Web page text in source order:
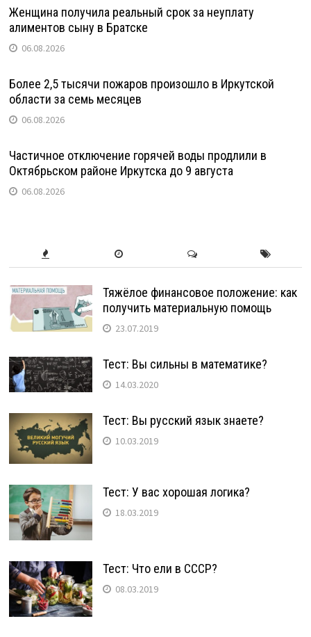
Женщина получила реальный срок за неуплату
алиментов сыну в Братске
06.08.2026
Более 2,5 тысячи пожаров произошло в Иркутской
области за семь месяцев
06.08.2026
Частичное отключение горячей воды продлили в
Октябрьском районе Иркутска до 9 августа
06.08.2026
Тяжёлое финансовое положение: как
получить материальную помощь
23.07.2019
Тест: Вы сильны в математике?
14.03.2020
Тест: Вы русский язык знаете?
10.03.2019
Тест: У вас хорошая логика?
18.03.2019
Тест: Что ели в СССР?
08.03.2019